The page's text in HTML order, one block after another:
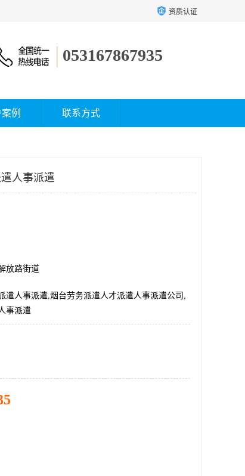
资质认证
053167867935
例 联系方式
人事派遣
放路街道
遣人事派遣,烟台劳务派遣人才派遣人事派遣公司,
事派遣